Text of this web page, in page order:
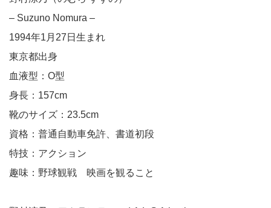
– Suzuno Nomura –
1994年1月27日生まれ
東京都出身
血液型：O型
身長：157cm
靴のサイズ：23.5cm
資格：普通自動車免許、書道初段
特技：アクション
趣味：野球観戦 映画を観ること